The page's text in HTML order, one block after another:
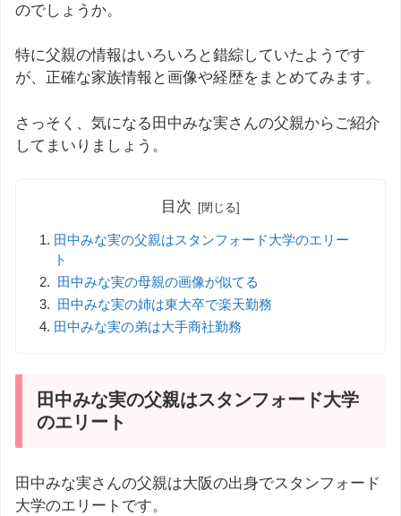
のでしょうか。
特に父親の情報はいろいろと錯綜していたようです
が、正確な家族情報と画像や経歴をまとめてみます。
さっそく、気になる田中みな実さんの父親からご紹介
してまいりましょう。
目次
田中みな実の父親はスタンフォード大学のエリー
ト
田中みな実の母親の画像が似てる
田中みな実の姉は東大卒で楽天勤務
田中みな実の弟は大手商社勤務
田中みな実の父親はスタンフォード大学
のエリート
田中みな実さんの父親は大阪の出身でスタンフォード
大学のエリートです。